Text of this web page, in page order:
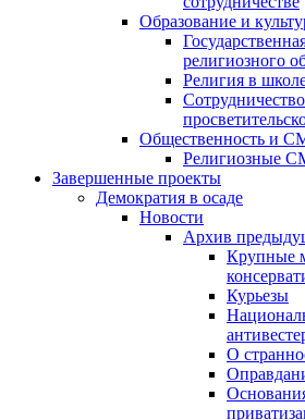
Образование и
религиозного
Религия в
Общественность и
Религиозные
Завершенные проекты
Демократия в осаде
Новости
Архив
Крупные
Курьезы
О